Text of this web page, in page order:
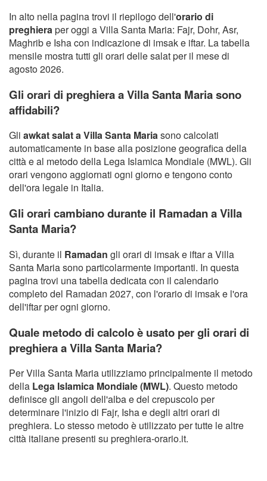
In alto nella pagina trovi il riepilogo dell'orario di
preghieraper oggi a Villa Santa Maria: Fajr, Dohr, Asr,
Maghrib e Isha con indicazione di imsak e iftar. La tabella
mensile mostra tutti gli orari delle salat per il mese di
agosto 2026.
Gli orari di preghiera a Villa Santa Maria sono
affidabili?
Gli awkat salat a Villa Santa Mariasono calcolati
automaticamente in base alla posizione geografica della
città e al metodo della Lega Islamica Mondiale (MWL). Gli
orari vengono aggiornati ogni giorno e tengono conto
dell'ora legale in Italia.
Gli orari cambiano durante il Ramadan a Villa
Santa Maria?
Sì, durante il Ramadan gli orari di imsak e iftar a Villa
Santa Maria sono particolarmente importanti. In questa
pagina trovi una tabella dedicata con il calendario
completo del Ramadan 2027, con l'orario di imsak e l'ora
dell'iftar per ogni giorno.
Quale metodo di calcolo è usato per gli orari di
preghiera a Villa Santa Maria?
Per Villa Santa Maria utilizziamo principalmente il metodo
della Lega Islamica Mondiale (MWL). Questo metodo
definisce gli angoli dell'alba e del crepuscolo per
determinare l'inizio di Fajr, Isha e degli altri orari di
preghiera. Lo stesso metodo è utilizzato per tutte le altre
città italiane presenti su preghiera-orario.it.